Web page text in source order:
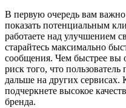
В первую очередь вам
показать потенциальным
работаете над улучшением
старайтесь максимально
сообщения. Чем быстрее вы
риск того, что
дальше на других
подчеркнете высокое
бренда.